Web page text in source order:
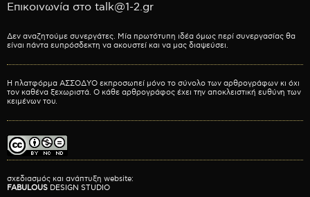
Επικοινωνία στο talk@1-2.gr
Δεν αναζητούμε συνεργάτες. Μία πρωτότυπη ιδέα όμως περί συνεργασίας θα
είναι πάντα ευπρόσδεκτη να ακουστεί και να μας διαψεύσει.
Η πλατφόρμα ΑΣΣΟΔΥΟ εκπροσωπεί μόνο το σύνολο των αρθρογράφων κι όχι
τον καθένα ξεχωριστά. Ο κάθε αρθρογράφος έχει την αποκλειστική ευθύνη των
κειμένων του.
σχεδιασμός και ανάπτυξη website:
FABULOUS DESIGN STUDIO